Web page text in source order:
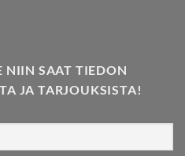
NIIN SAAT TIEDON
JA TARJOUKSISTA!